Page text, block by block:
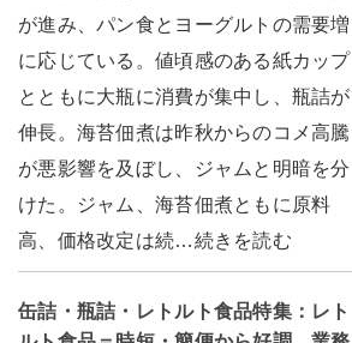
が進み、パン食とヨーグルトの需要増
に応じている。値頃感のある紙カップ
とともに大瓶に消費が集中し、瓶詰が
伸長。海苔佃煮は昨秋からのコメ高騰
が悪影響を及ぼし、ジャムと明暗を分
けた。ジャム、海苔佃煮ともに原料
高、価格改定は続…続きを読む
缶詰・瓶詰・レトルト食品特集：レト